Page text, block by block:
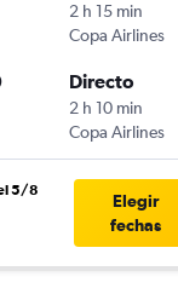
2 h 15 min
Copa Airlines
Directo
2 h 10 min
Copa Airlines
5/8
Elegir
fechas